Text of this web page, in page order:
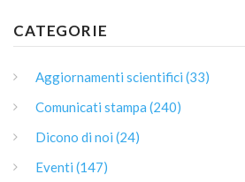
CATEGORIE
Aggiornamenti scientifici (33)
Comunicati stampa (240)
Dicono di noi (24)
Eventi (147)